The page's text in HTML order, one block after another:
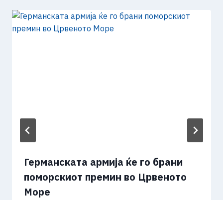
Германската армија ќе го брани
поморскиот премин во Црвеното
Море